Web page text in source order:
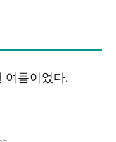
여름이었다.